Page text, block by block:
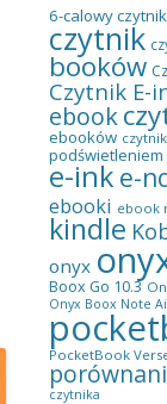
6-calowy czytnik
czytnik
booków
Czytnik E-
ebook
ebooków
podświetleniem
e-ink e-
ebooki ebook
kindle
onyx
Boox Go 10.3
Onyx Boox Note
PocketBook
czytnika